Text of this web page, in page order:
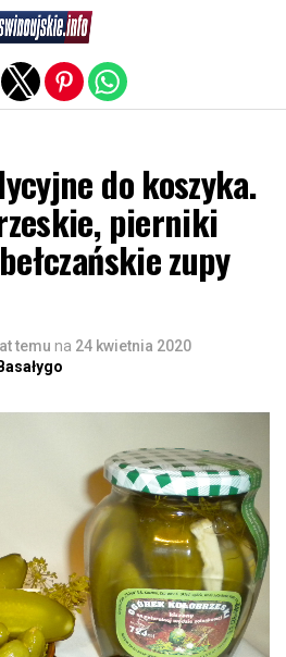
do koszyka.
pierniki
zupy
temu na 24 kwietnia 2020
mobile version